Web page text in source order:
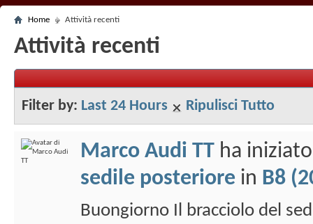
Home Attività recenti
Attività recenti
Filter by: Last 24 Hours Ripulisci Tutto
Marco Audi TT ha
sedile posteriore in B8
Buongiorno Il bracciolo del